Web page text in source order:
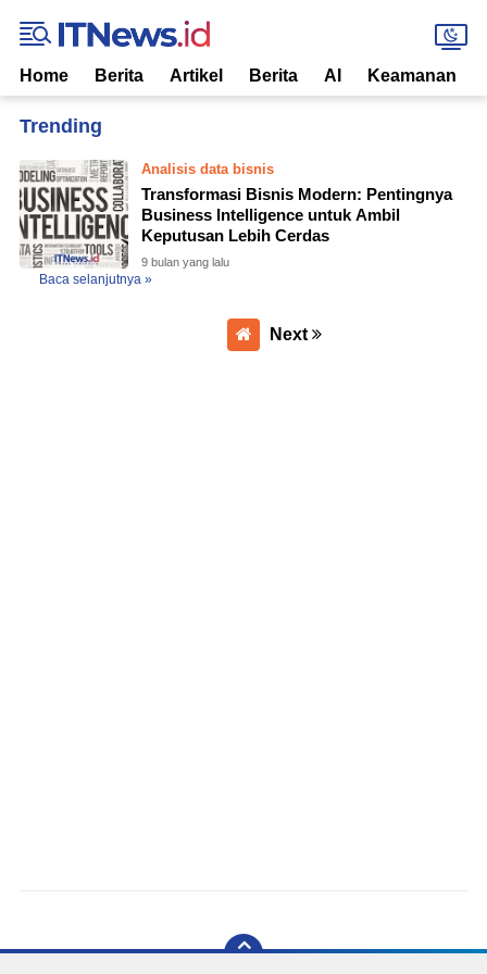
Home Berita Artikel Berita AI Keamanan
Analisis data bisnis
Transformasi Bisnis Modern: Pentingnya
Business Intelligence untuk Ambil
Keputusan Lebih Cerdas
9 bulan yang lalu
Baca selanjutnya »
Next